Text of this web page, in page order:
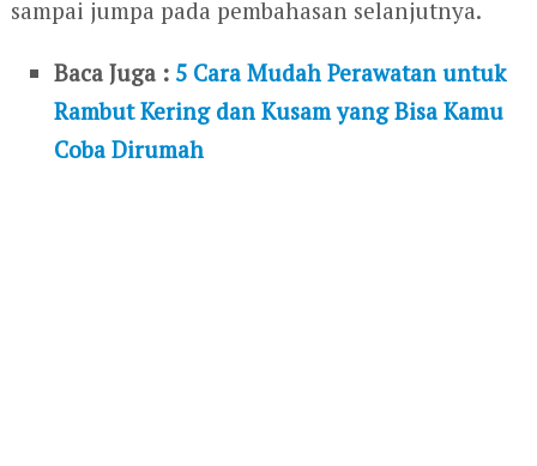
sampai jumpa pada pembahasan selanjutnya.
Baca Juga : 5 Cara Mudah Perawatan untuk
Rambut Kering dan Kusam yang Bisa Kamu
Coba Dirumah